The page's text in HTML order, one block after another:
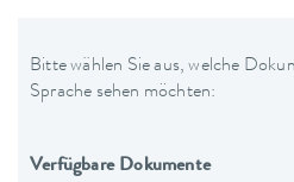
Bitte wählen Sie aus, welche
Sprache sehen möchten:
Verfügbare Dokumente